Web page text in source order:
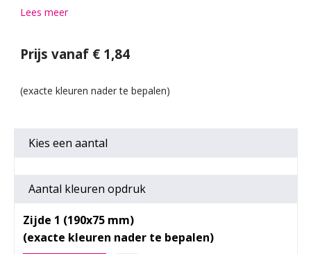
Lees meer
Prijs vanaf € 1,84
Kies een aantal
Aantal kleuren opdruk
Zijde 1 (190x75 mm)